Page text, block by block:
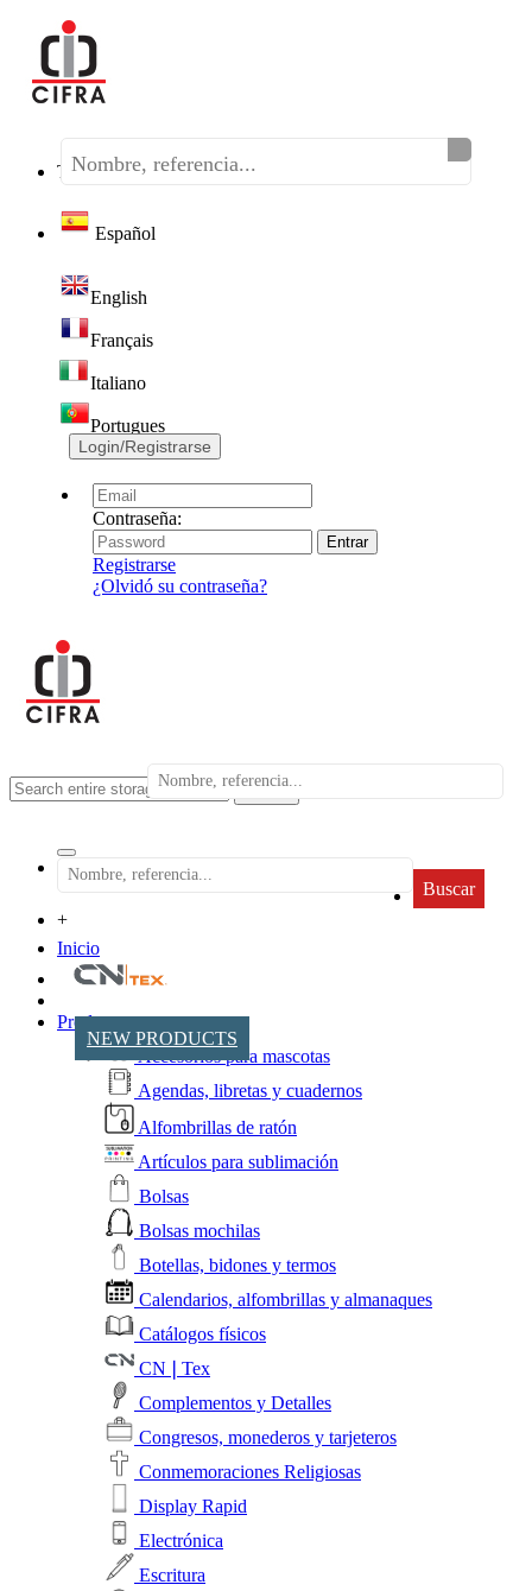
Teléfono:(+34) 968 320 046
Español
English
Français
Italiano
Portugues
Login/Registrarse
Contraseña:
Registrarse
¿Olvidó su contraseña?
search
Buscar
+
Inicio
NEW PRODUCTS
Productos
Accesorios para mascotas
Agendas, libretas y cuadernos
Alfombrillas de ratón
Artículos para sublimación
Bolsas
Bolsas mochilas
Botellas, bidones y termos
Calendarios, alfombrillas y almanaques
Catálogos físicos
CN❘Tex
Complementos y Detalles
Congresos, monederos y tarjeteros
Conmemoraciones Religiosas
Display Rapid
Electrónica
Escritura